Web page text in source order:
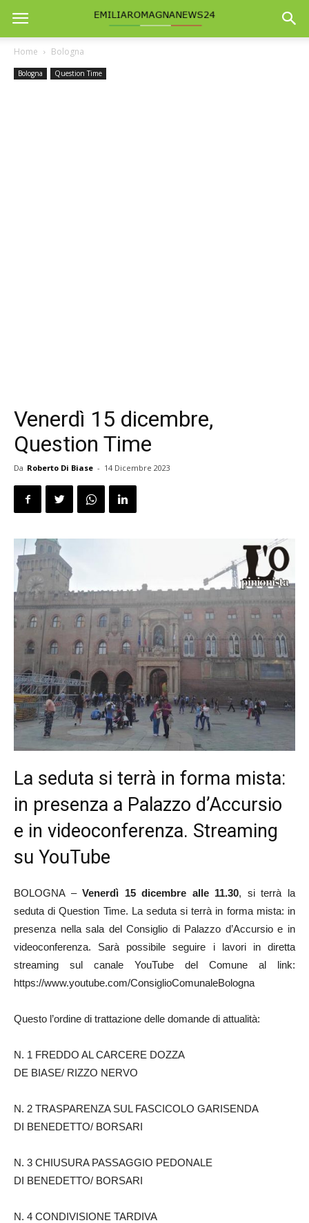
Home Bologna
Bologna Question Time
Venerdì 15 dicembre,
Question Time
Da Roberto Di Biase - 14 Dicembre 2023
La seduta si terrà in forma mista:
in presenza a Palazzo d’Accursio
e in videoconferenza. Streaming
su YouTube
BOLOGNA –Venerdì 15 dicembre alle 11.30, si terrà la
seduta di Question Time. La seduta si terrà in forma mista: in
presenza nella sala del Consiglio di Palazzo d’Accursio e in
videoconferenza. Sarà possibile seguire i lavori in diretta
streaming sul canale YouTube del Comune al link:
https://www.youtube.com/ConsiglioComunaleBologna
Questo l’ordine di trattazione delle domande di attualità:
N. 1 FREDDO AL CARCERE DOZZA
DE BIASE/ RIZZO NERVO
N. 2 TRASPARENZA SUL FASCICOLO GARISENDA
DI BENEDETTO/ BORSARI
N. 3 CHIUSURA PASSAGGIO PEDONALE
DI BENEDETTO/ BORSARI
N. 4 CONDIVISIONE TARDIVA